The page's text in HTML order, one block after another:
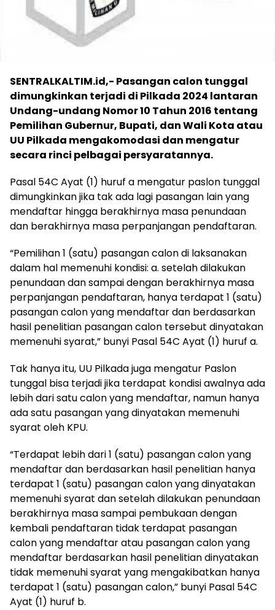
SENTRALKALTIM.id,- Pasangan calon tunggal
dimungkinkan terjadi di Pilkada 2024 lantaran
Undang-undang Nomor 10 Tahun 2016 tentang
Pemilihan Gubernur, Bupati, dan Wali Kota atau
UU Pilkada mengakomodasi dan mengatur
secara rinci pelbagai persyaratannya.
Pasal 54C Ayat (1) huruf a mengatur paslon tunggal
dimungkinkan jika tak ada lagi pasangan lain yang
mendaftar hingga berakhirnya masa penundaan
dan berakhirnya masa perpanjangan pendaftaran.
“Pemilihan 1 (satu) pasangan calon di laksanakan
dalam hal memenuhi kondisi: a. setelah dilakukan
penundaan dan sampai dengan berakhirnya masa
perpanjangan pendaftaran, hanya terdapat 1 (satu)
pasangan calon yang mendaftar dan berdasarkan
hasil penelitian pasangan calon tersebut dinyatakan
memenuhi syarat,” bunyi Pasal 54C Ayat (1) huruf a.
Tak hanya itu, UU Pilkada juga mengatur Paslon
tunggal bisa terjadi jika terdapat kondisi awalnya ada
lebih dari satu calon yang mendaftar, namun hanya
ada satu pasangan yang dinyatakan memenuhi
syarat oleh KPU.
“Terdapat lebih dari 1 (satu) pasangan calon yang
mendaftar dan berdasarkan hasil penelitian hanya
terdapat 1 (satu) pasangan calon yang dinyatakan
memenuhi syarat dan setelah dilakukan penundaan
berakhirnya masa sampai pembukaan dengan
kembali pendaftaran tidak terdapat pasangan
calon yang mendaftar atau pasangan calon yang
mendaftar berdasarkan hasil penelitian dinyatakan
tidak memenuhi syarat yang mengakibatkan hanya
terdapat 1 (satu) pasangan calon,” bunyi Pasal 54C
Ayat (1) huruf b.